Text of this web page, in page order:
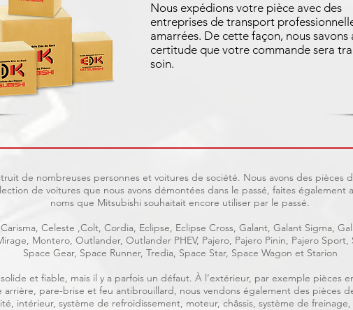
Nous expédions votre pièce avec des
entreprises de transport
amarrées. De cette façon, nous savons
certitude que votre commande sera
soin.
de nombreuses personnes et voitures de société. Nous avons des pièces
de voitures que nous avons démontées dans le passé, faites
noms que Mitsubishi souhaitait encore utiliser par le passé.
Celeste ,Colt, Cordia, Eclipse, Eclipse Cross, Galant, Galant Sigma,
Montero, Outlander, Outlander PHEV, Pajero, Pajero Pinin, Pajero
Space Gear, Space Runner, Tredia, Space Star, Space Wagon et Starion
et fiable, mais il y a parfois un défaut. À l’extérieur, par exemple pièces
pare-brise et feu antibrouillard, nous vendons également des pièces
intérieur, système de refroidissement, moteur, châssis, système de